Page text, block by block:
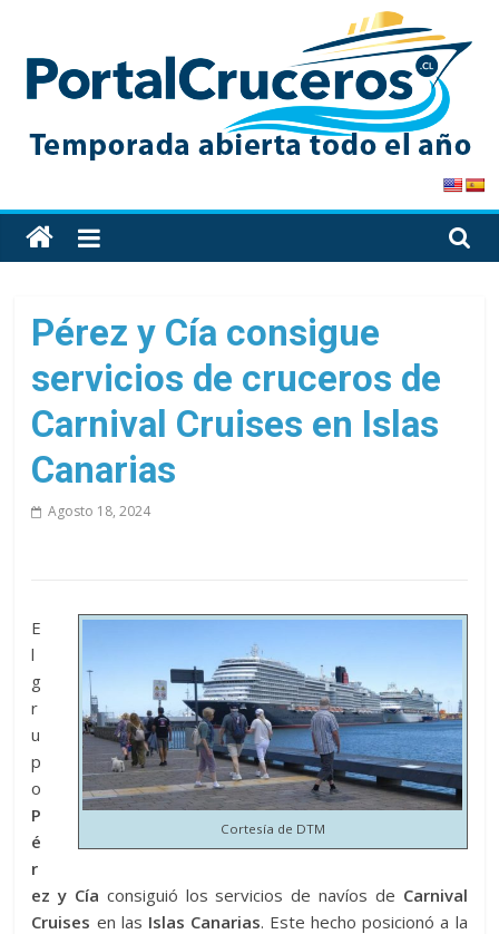
content
PortalCruceros
Toda
la
de
cruceros
en
un
solo
sitio
Pérez y Cía consigue
servicios de cruceros de
Carnival Cruises en Islas
Canarias
Agosto 18, 2024
Cortesía de DTM
E
l
g
r
u
p
o
P
é
r
ez y Cía consiguió los servicios de navíos de Carnival
Cruises en las Islas Canarias. Este hecho posicionó a la